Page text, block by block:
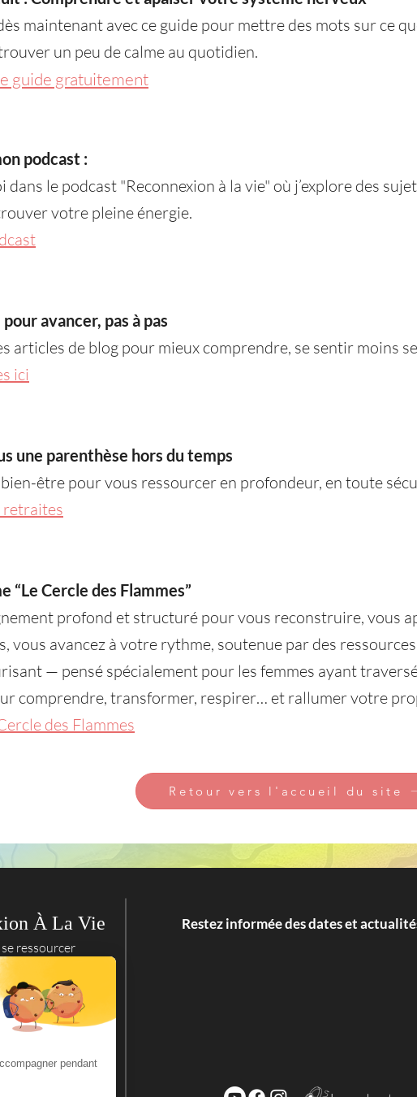
maintenant avec ce guide pour mettre des mots sur ce
un peu de calme au quotidien.
guide gratuitement
podcast :
dans le podcast "Reconnexion à la vie" où j’explore des
votre pleine énergie.
avancer, pas à pas
articles de blog pour mieux comprendre, se sentir moins
ici
une parenthèse hors du temps
être pour vous ressourcer en profondeur, en toute
retraites
“Le Cercle des Flammes”
profond et structuré pour vous reconstruire, vous
vous avancez à votre rythme, soutenue par des
— pensé spécialement pour les femmes ayant
comprendre, transformer, respirer… et rallumer votre
des Flammes
Retour vers l'accueil du site
À La Vie
ressourcer
légales
de cookies
Restez informée des dates et